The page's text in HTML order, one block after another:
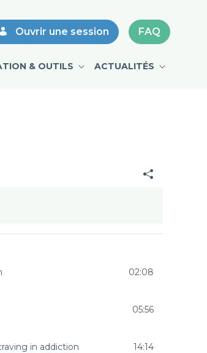
Ouvrir une session FAQ
& OUTILS ACTUALITÉS
02:08
05:56
in addiction 14:14